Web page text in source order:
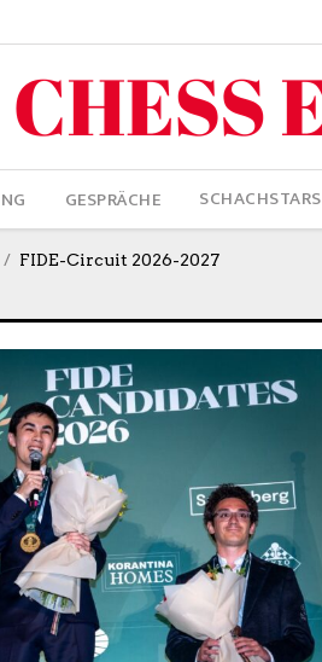
GESPRÄCHE SCHACHSTARS
FIDE-Circuit 2026-2027